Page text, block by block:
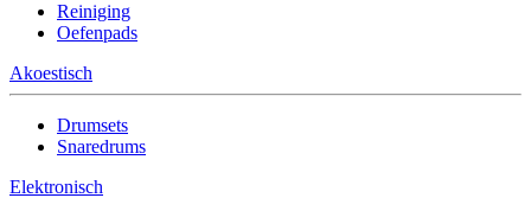
Reiniging
Oefenpads
Akoestisch
Drumsets
Snaredrums
Elektronisch